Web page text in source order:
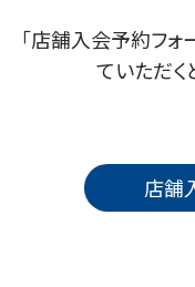
「店舗入会予約フォ
ていただく
店舗